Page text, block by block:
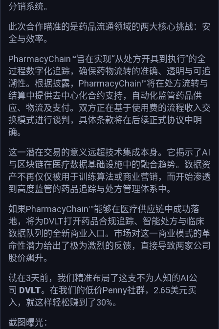
分销系统。
此次合作瞄准的是药品流通领域的两大核心挑战：安
全与效率。
PharmacyChain™旨在实现“从处方开具到执行”的全
过程数字化追踪，确保药物流转的准确、透明与可追
溯性。根据披露，PharmacyChain™将在处方流转与
结算中提供去中心化合约支持，自动化监管药品供
应、物流及支付。双方正在基于使用费的流程收入交
换模式进行谈判，具体条款将在后续正式协议中明
确。
这一潜在交易的意义远超技术集成本身。它揭示了AI
与区块链在医疗数据基础设施中的融合趋势。数据资
产不再仅仅被用于训练算法或商业营销，而开始渗透
到高度监管的药品追踪与处方管理体系中。
如果PharmacyChain™能够在医疗供应链中成功落
地，将为DVLT打开药品合规追踪、智能处方与临床
数据队列的全新商业入口。市场对这一商业模式的革
命性潜力给出了极为激烈的反馈，直接导致两家公司
股价飙升。
就在3天前，我们精准布局了这支不为人知的AI公
司 DVLT。在我们的低价Penny社群，2.65美元买
入，就这样轻松赚到了30%。
截图曝光：